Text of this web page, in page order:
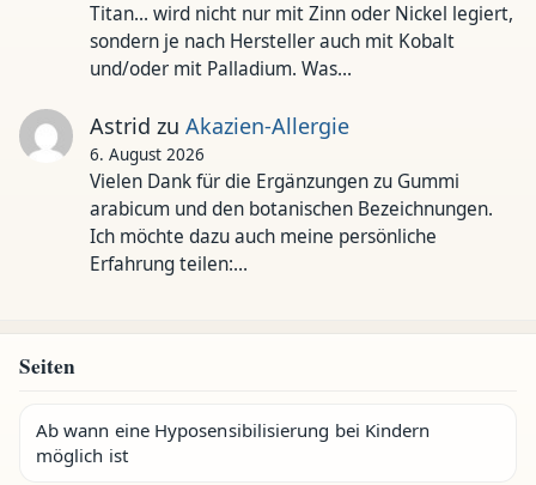
Titan... wird nicht nur mit Zinn oder Nickel legiert,
sondern je nach Hersteller auch mit Kobalt
und/oder mit Palladium. Was…
Astrid zu Akazien-Allergie
6. August 2026
Vielen Dank für die Ergänzungen zu Gummi
arabicum und den botanischen Bezeichnungen.
Ich möchte dazu auch meine persönliche
Erfahrung teilen:…
Seiten
Ab wann eine Hyposensibilisierung bei Kindern
möglich ist